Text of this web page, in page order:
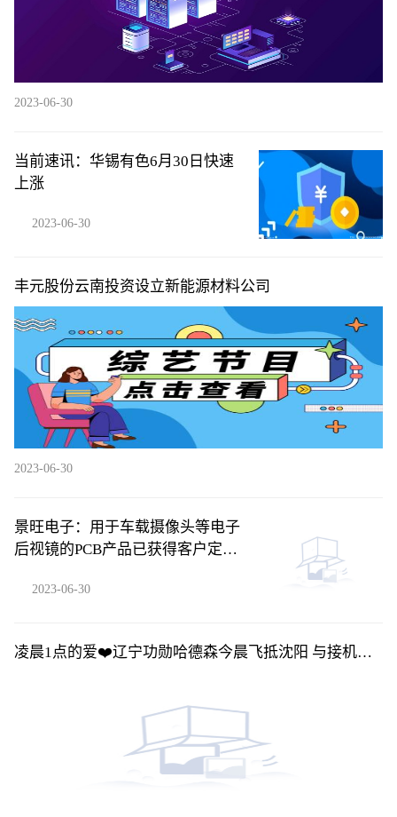
2023-06-30
当前速讯：华锡有色6月30日快速
上涨
2023-06-30
丰元股份云南投资设立新能源材料公司
2023-06-30
景旺电子：用于车载摄像头等电子
后视镜的PCB产品已获得客户定点
2023-06-30
凌晨1点的爱❤️辽宁功勋哈德森今晨飞抵沈阳 与接机球